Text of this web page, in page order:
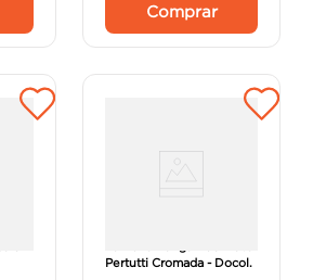
Comprar
Pertutti Cromada - Docol.